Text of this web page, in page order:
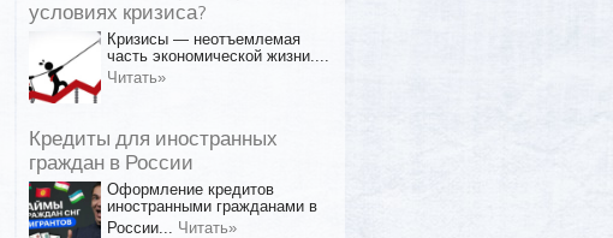
условиях кризиса?
Кризисы — неотъемлемая
часть экономической жизни....
Читать»
Кредиты для иностранных
граждан в России
Оформление кредитов
иностранными гражданами в
России... Читать»